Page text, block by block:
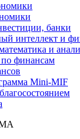
банки
интеллект и
и
финансам
Mini-MIF